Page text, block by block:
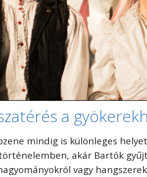
a
mindig is különleges
akár Bartók
vagy